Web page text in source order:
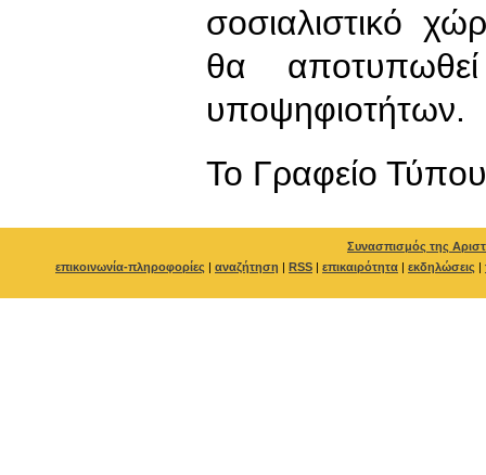
σοσιαλιστικό
θα αποτυπωθεί
υποψηφιοτήτων.
To Γραφείο Τύπου
Συνασπισμός της
επικοινωνία-πληροφορίες | αναζήτηση | RSS | επικαιρότητα | εκδηλώσεις |